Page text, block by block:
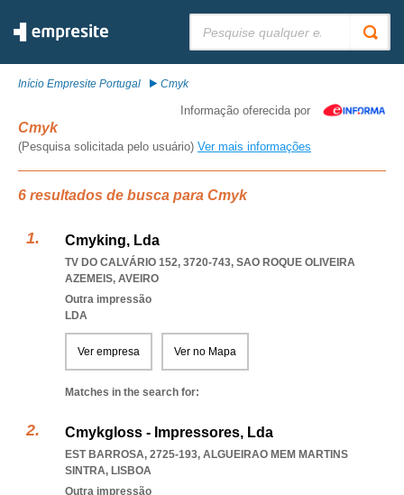
Início Empresite Portugal Cmyk
Informação oferecida por
Cmyk
(Pesquisa solicitada pelo usuário) Ver mais informações
6 resultados de busca para Cmyk
Cmyking, Lda
TV DO CALVÁRIO 152, 3720-743, SAO ROQUE OLIVEIRA
AZEMEIS, AVEIRO
Outra impressão
LDA
Ver empresa Ver no Mapa
Matches in the search for:
Cmykgloss - Impressores, Lda
EST BARROSA, 2725-193, ALGUEIRAO MEM MARTINS
SINTRA, LISBOA
Outra impressão